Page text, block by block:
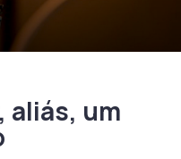
aliás, um